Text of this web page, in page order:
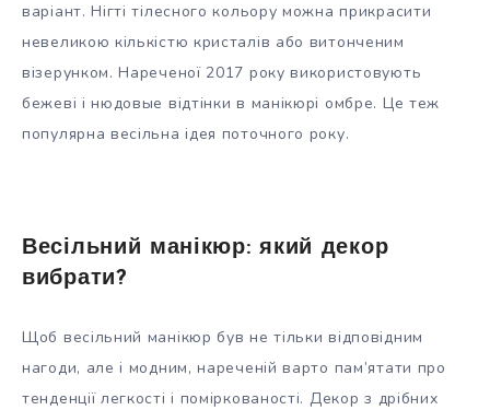
варіант. Нігті тілесного кольору можна прикрасити
невеликою кількістю кристалів або витонченим
візерунком. Нареченої 2017 року використовують
бежеві і нюдовые відтінки в манікюрі омбре. Це теж
популярна весільна ідея поточного року.
Весільний манікюр: який декор
вибрати?
Щоб весільний манікюр був не тільки відповідним
нагоди, але і модним, нареченій варто пам’ятати про
тенденції легкості і поміркованості. Декор з дрібних